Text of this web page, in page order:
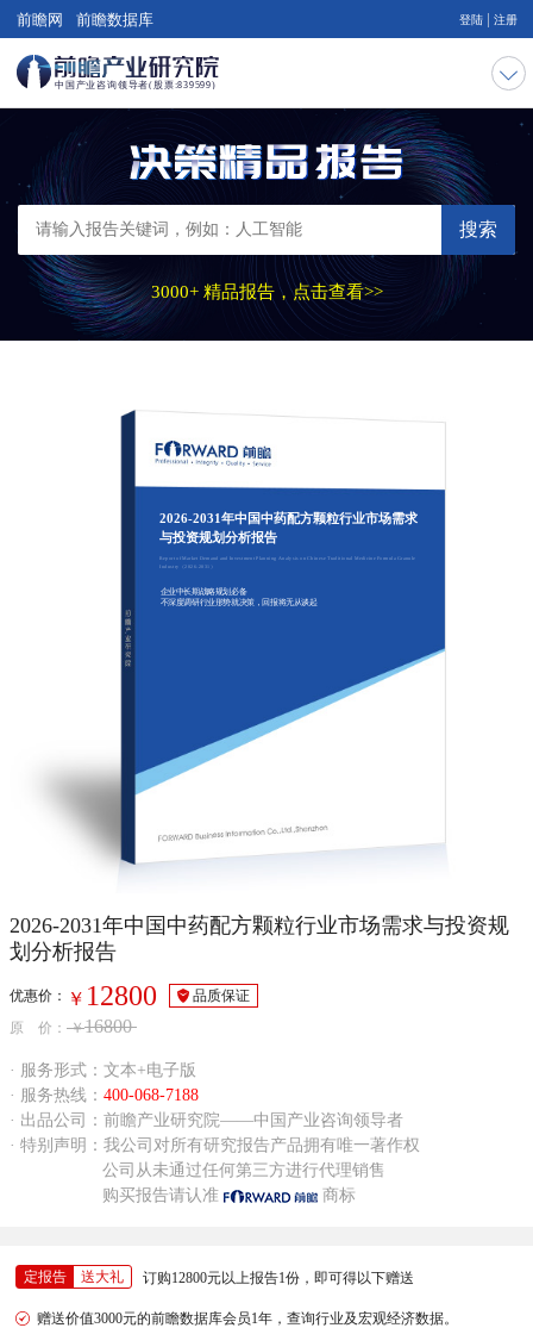
前瞻网 前瞻数据库 登陆 注册
搜索
3000+ 精品报告，点击查看>>
2026-2031年中国中药配方颗粒行业市场需求
与投资规划分析报告
Report of Market Demand and Investment Planning Analysis on Chinese Traditional Medicine Formula Granule
Industry（2026-2031）
企业中长期战略规划必备
不深度调研行业形势就决策，回报将无从谈起
2026-2031年中国中药配方颗粒行业市场需求与投资规
划分析报告
优惠价： ￥ 12800
品质保证
原 价： ￥16800
· 服务形式：文本+电子版
· 服务热线： 400-068-7188
· 出品公司：前瞻产业研究院——中国产业咨询领导者
· 特别声明：我公司对所有研究报告产品拥有唯一著作权
公司从未通过任何第三方进行代理销售
购买报告请认准
商标
定报告 送大礼 订购12800元以上报告1份，即可得以下赠送
赠送价值3000元的前瞻数据库会员1年，查询行业及宏观经济数据。